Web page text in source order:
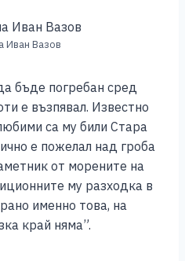
Иван Вазов
бъде погребан сред
е възпявал. Известно
са му били Стара
е пожелал над гроба
от морените на
му разходка в
именно това, на
край няма”.